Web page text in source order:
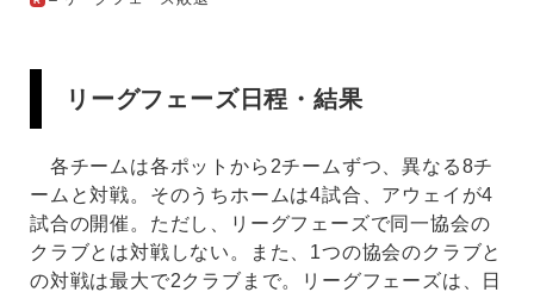
リーグフェーズ日程・結果
各チームは各ポットから2チームずつ、異なる8チ
ームと対戦。そのうちホームは4試合、アウェイが4
試合の開催。ただし、リーグフェーズで同一協会の
クラブとは対戦しない。また、1つの協会のクラブと
の対戦は最大で2クラブまで。リーグフェーズは、日